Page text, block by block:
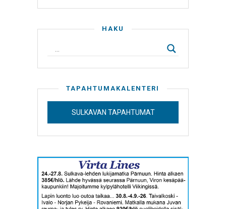
HAKU
TAPAHTUMAKALENTERI
SULKAVAN TAPAHTUMAT